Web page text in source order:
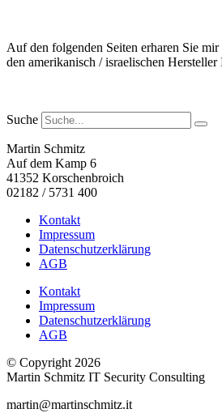
Auf den folgenden Seiten erharen Sie
den amerikanisch / israelischen Hersteller
Suche
Martin Schmitz
Auf dem Kamp 6
41352 Korschenbroich
02182 / 5731 400
Kontakt
Impressum
Datenschutzerklärung
AGB
Kontakt
Impressum
Datenschutzerklärung
AGB
© Copyright 2026
Martin Schmitz IT Security Consulting
martin@martinschmitz.it